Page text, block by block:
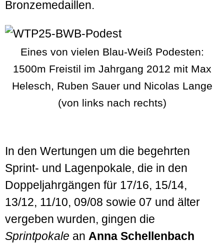
Bronzemedaillen.
Eines von vielen Blau-Weiß Podesten:
1500m Freistil im Jahrgang 2012 mit Max
Helesch, Ruben Sauer und Nicolas Lange
(von links nach rechts)
In den Wertungen um die begehrten
Sprint- und Lagenpokale, die in den
Doppeljahrgängen für 17/16, 15/14,
13/12, 11/10, 09/08 sowie 07 und älter
vergeben wurden, gingen die
Sprintpokale an Anna Schellenbach